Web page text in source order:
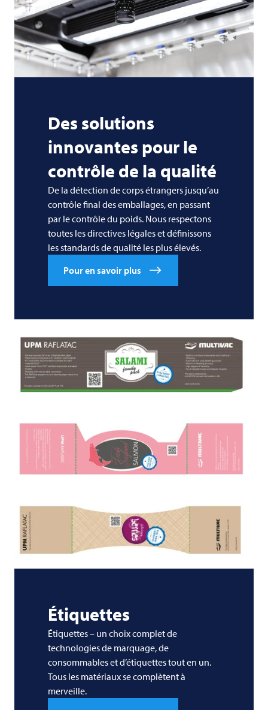
Des solutions
innovantes pour le
contrôle de la qualité
De la détection de corps étrangers jusqu’au
contrôle final des emballages, en passant
par le contrôle du poids. Nous respectons
toutes les directives légales et définissons
les standards de qualité les plus élevés.
Pour en savoir plus
Étiquettes
Étiquettes – un choix complet de
technologies de marquage, de
consommables et d’étiquettes tout en un.
Tous les matériaux se complètent à
merveille.